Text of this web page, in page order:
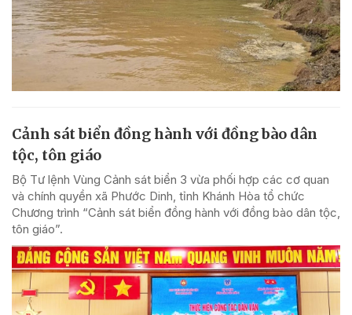
Cảnh sát biển đồng hành với đồng bào dân
tộc, tôn giáo
Bộ Tư lệnh Vùng Cảnh sát biển 3 vừa phối hợp các cơ quan
và chính quyền xã Phước Dinh, tỉnh Khánh Hòa tổ chức
Chương trình “Cảnh sát biển đồng hành với đồng bào dân tộc,
tôn giáo”.